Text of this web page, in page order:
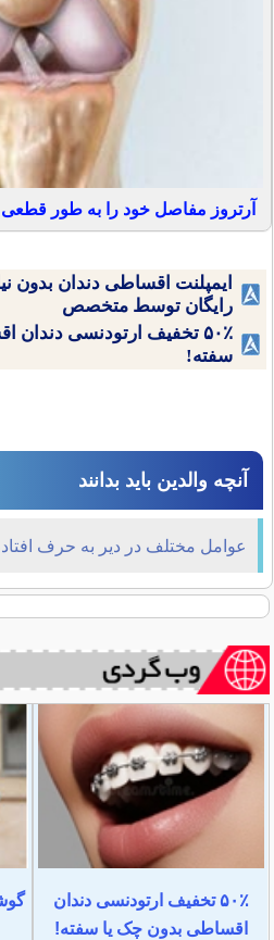
آرتروز مفاصل خود را به طور
ایمپلنت اقساطی دندان بدون
رایگان توسط متخصص
۵۰٪ تخفیف ارتودنسی دندان
سفته!
آنچه والدین باید بدانند
عوامل مختلف در دیر به حرف
۵۰٪ تخفیف ارتودنسی دندان
اقساطی بدون چک یا سفته!